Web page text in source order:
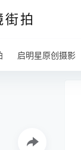
街拍
启明星原创摄影